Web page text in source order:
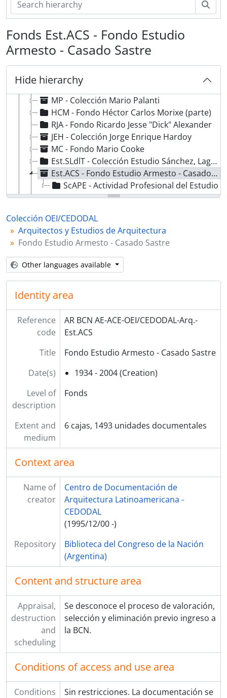
Fonds Est.ACS - Fondo Estudio
Armesto - Casado Sastre
Hide hierarchy
Arq. - Arquitectos y Estudios de Arquitectura
EPB - Fondo Eugenio Pilades Baroffio
AHP - Fondo Alberto Horacio Prebisch
RGC - Raúl González Capdevila
LMM - Fondo Luis Miguel Morea
EEV - Fondo Ernesto Enrique Vautier
CJLI - Fondo César Juan Loustau Infantozzi
AGB - Colección Alejandro Gabriel Bustillo
MP - Colección Mario Palanti
HCM - Fondo Héctor Carlos Morixe (parte)
RJA - Fondo Ricardo Jesse "Dick" Alexander
JEH - Colección Jorge Enrique Hardoy
MC - Fondo Mario Cooke
Est.SLdlT - Colección Estudio Sánchez, Lagos y de la Torre
Est.ACS - Fondo Estudio Armesto - Casado Sastre
ScAPE - Actividad Profesional del Estudio
ELM - Colección Eduardo Le Monnier
JS - Colección Jorge Sabaté
MSN - Martín S. Noel
Congresos, seminarios y exposiciones
I - Instituciones
AyU - Arquitectura y Urbanismo
Colección OEI/CEDODAL
Arquitectos y Estudios de Arquitectura
Fondo Estudio Armesto - Casado Sastre
Other languages available
Identity area
Reference
code
AR BCN AE-ACE-OEI/CEDODAL-Arq.-
Est.ACS
Title
Fondo Estudio Armesto - Casado Sastre
Date(s)
1934 - 2004 (Creation)
Level of
description
Fonds
Extent and
medium
6 cajas, 1493 unidades documentales
Context area
Name of
creator
Centro de Documentación de
Arquitectura Latinoamericana -
CEDODAL
(1995/12/00 -)
Repository
Biblioteca del Congreso de la Nación
(Argentina)
Content and structure area
Appraisal,
destruction
and
scheduling
Se desconoce el proceso de valoración,
selección y eliminación previo ingreso a
la BCN.
Conditions of access and use area
Conditions
Sin restricciones. La documentación se